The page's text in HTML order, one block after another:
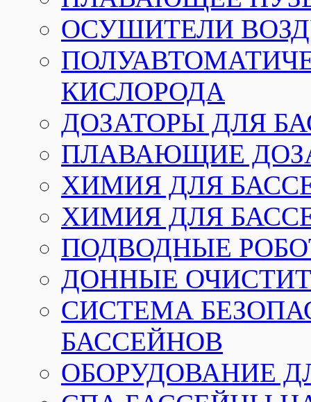
ОСУШИТЕЛИ
КИСЛОРОДА
ДОЗАТОРЫ ДЛЯ
ПЛАВАЮЩИЕ
ХИМИЯ ДЛЯ
ХИМИЯ ДЛЯ
ПОДВОДНЫЕ
ДОННЫЕ
СИСТЕМА
БАССЕЙНОВ
ОБОРУДОВАНИЕ